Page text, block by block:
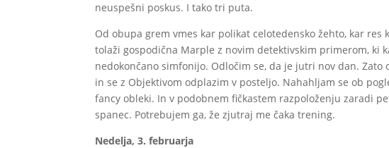
neuspešni poskus. I tako tri puta.
Od obupa grem vmes kar polikat celotedensko žehto, kar
tolaži gospodična Marple z novim detektivskim primerom, ki
nedokončano simfonijo. Odločim se, da je jutri nov dan.
in se z Objektivom odplazim v posteljo. Nahahljam se ob
fancy obleki. In v podobnem fičkastem razpoloženju zaradi
spanec. Potrebujem ga, že zjutraj me čaka trening.
Nedelja, 3. februarja